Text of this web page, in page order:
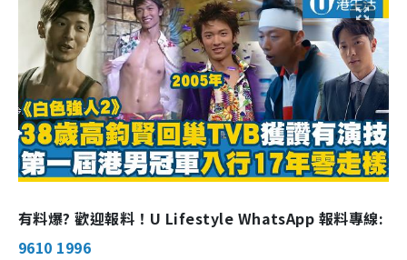
有料爆? 歡迎報料！U Lifestyle WhatsApp 報料專線:
9610 1996